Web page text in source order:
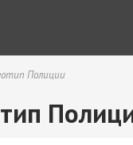
Полиции